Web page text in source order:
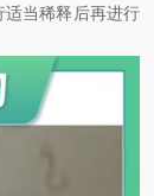
当稀释后再进行